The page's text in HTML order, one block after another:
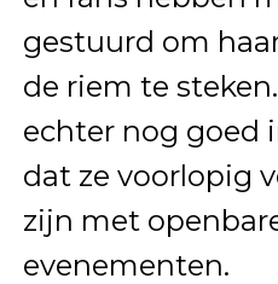
gestuurd om
de riem te
echter nog goed
dat ze voorlopig
zijn met
evenementen.